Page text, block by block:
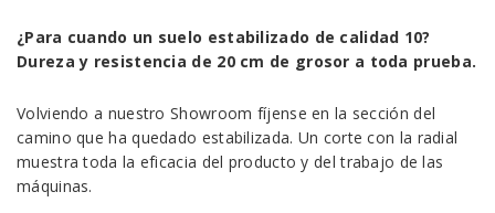
¿Para cuando un suelo estabilizado de calidad 10?
Dureza y resistencia de 20 cm de grosor a toda prueba.
Volviendo a nuestro Showroom fíjense en la sección del
camino que ha quedado estabilizada. Un corte con la radial
muestra toda la eficacia del producto y del trabajo de las
máquinas.